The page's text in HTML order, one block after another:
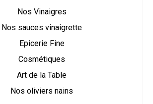
Nos Vinaigres
Nos sauces vinaigrette
Epicerie Fine
Cosmétiques
Art de la Table
Nos oliviers nains